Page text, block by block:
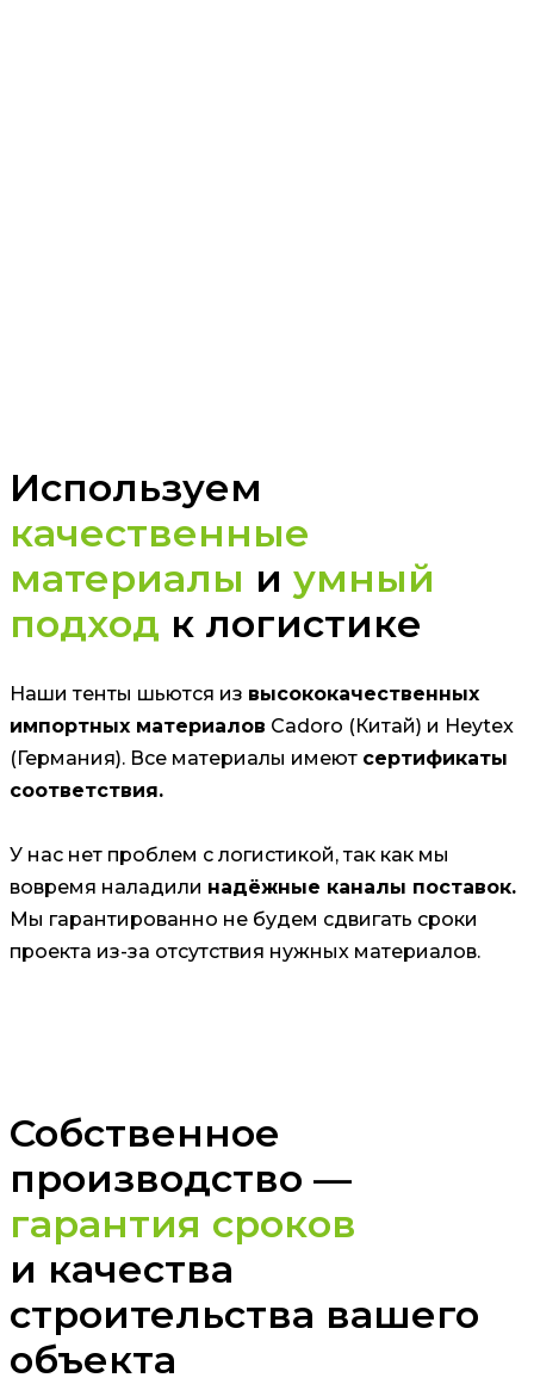
Используем
качественные
материалы и умный
подход к логистике
Наши тенты шьются из высококачественных
импортных материалов Cadoro (Китай) и Heytex
(Германия). Все материалы имеют сертификаты
соответствия.
У нас нет проблем с логистикой, так как мы
вовремя наладили надёжные каналы поставок.
Мы гарантированно не будем сдвигать сроки
проекта из-за отсутствия нужных материалов.
Собственное
производство —
гарантия сроков
и качества
строительства вашего
объекта